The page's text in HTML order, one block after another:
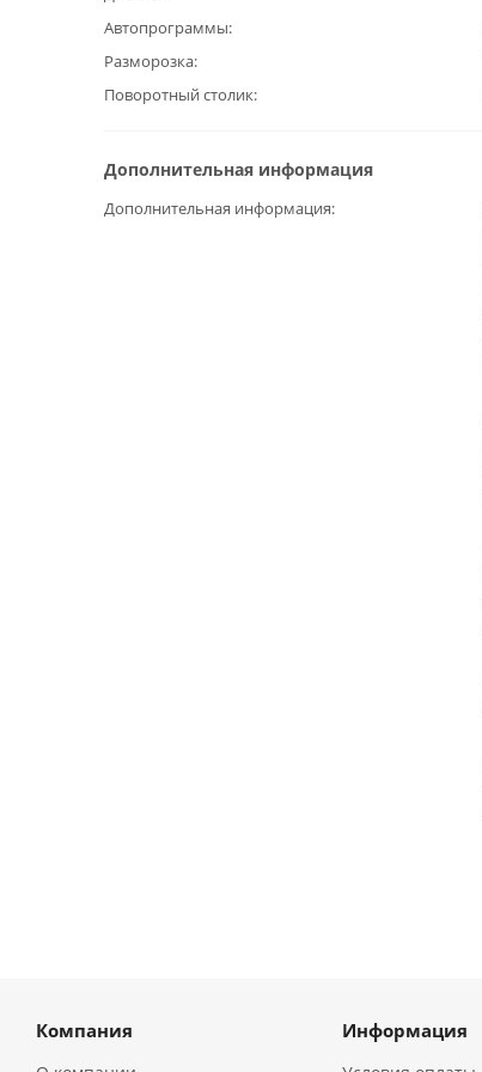
Автопрограммы
Разморозка
Поворотный столик
Дополнительная информация
Дополнительная информация
Компания Информация